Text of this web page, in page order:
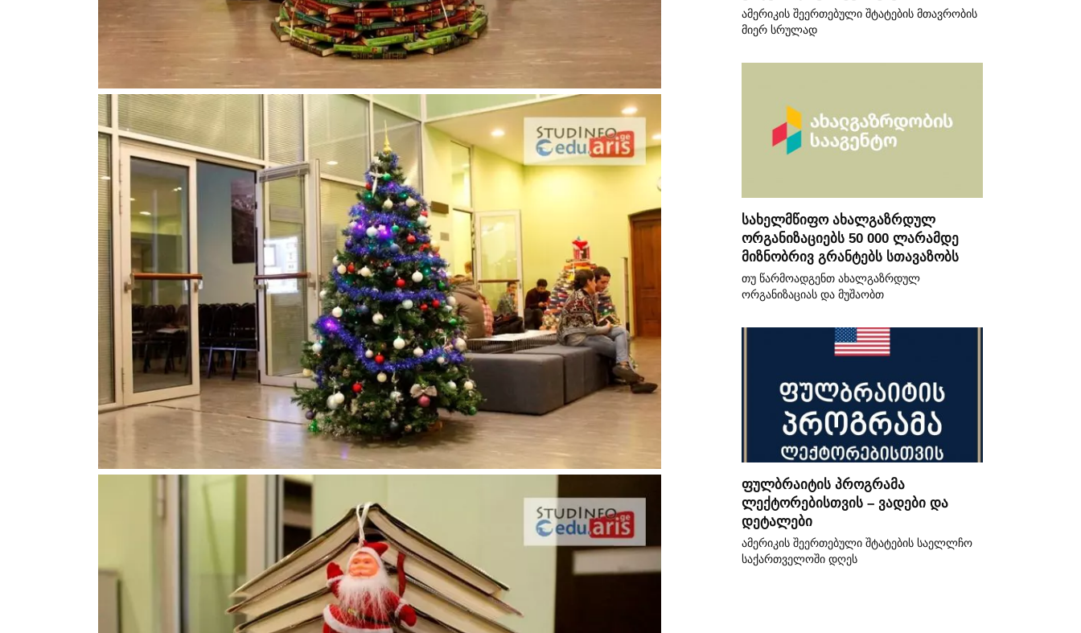
ამერიკის შეერთებული შტატების მთავრობის
მიერ სრულად
სახელმწიფო ახალგაზრდულ
ორგანიზაციებს 50 000 ლარამდე
მიზნობრივ გრანტებს სთავაზობს
თუ წარმოადგენთ ახალგაზრდულ
ორგანიზაციას და მუშაობთ
ფულბრაიტის პროგრამა
ლექტორებისთვის – ვადები და
დეტალები
ამერიკის შეერთებული შტატების საელლჩო
საქართველოში დღეს